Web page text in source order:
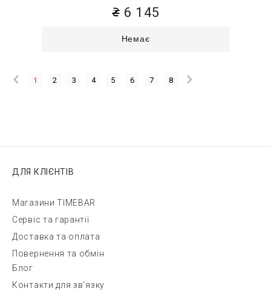
6 145
Немає
1 2 3 4 5 6 7 8
ДЛЯ КЛІЄНТІВ
Магазини TIMEBAR
Сервіс та гарантії
Доставка та оплата
Повернення та обмін
Блог
Контакти для зв'язку